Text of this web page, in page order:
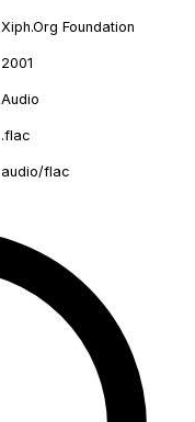
Xiph.Org Foundation
2001
Audio
.flac
audio/flac